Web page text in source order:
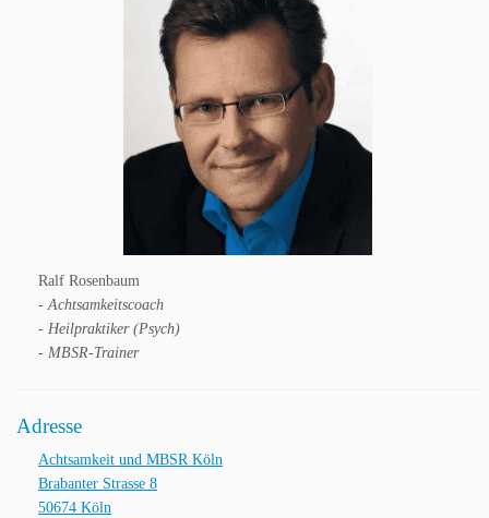
Ralf Rosenbaum
- Achtsamkeitscoach
- Heilpraktiker (Psych)
- MBSR-Trainer
Adresse
Achtsamkeit und MBSR Köln
Brabanter Strasse 8
50674 Köln